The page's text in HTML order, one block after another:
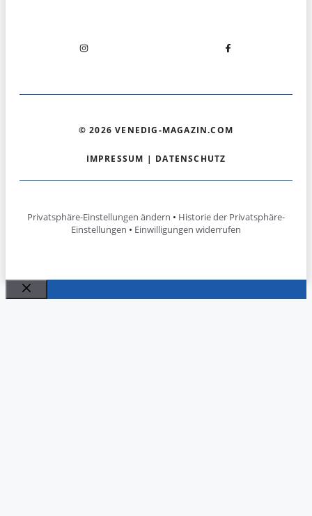
© 2026 VENEDIG-MAGAZIN.COM
IMPRESSUM | DATENSCHUTZ
Privatsphäre-Einstellungen ändern • Historie der Privatsphäre-
Einstellungen • Einwilligungen widerrufen
Schließen